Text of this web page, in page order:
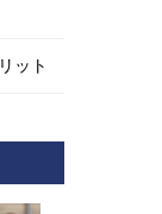
ット